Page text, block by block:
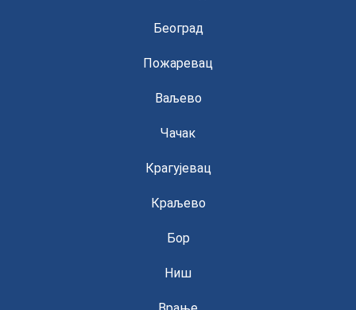
Београд
Пожаревац
Ваљево
Чачак
Крагујевац
Краљево
Бор
Ниш